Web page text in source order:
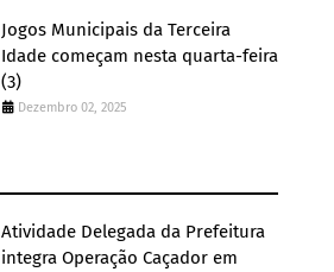
Jogos Municipais da Terceira
Idade começam nesta quarta-feira
(3)
Dezembro 02, 2025
Atividade Delegada da Prefeitura
integra Operação Caçador em